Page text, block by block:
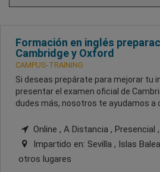
Formación en inglés
Cambridge y Oxford
CAMPUS-TRAINING
Si deseas prepárate para mejorar tu
presentar el examen oficial de
dudes más, nosotros te ayudamos a
Online , A Distancia , Presencial
Impartido en: Sevilla , Islas
otros lugares